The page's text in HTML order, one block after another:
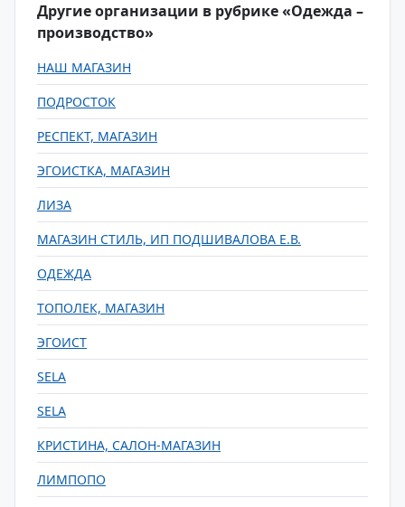
Другие организации в рубрике «Одежда –
производство»
НАШ МАГАЗИН
ПОДРОСТОК
РЕСПЕКТ, МАГАЗИН
ЭГОИСТКА, МАГАЗИН
ЛИЗА
МАГАЗИН СТИЛЬ, ИП ПОДШИВАЛОВА Е.В.
ОДЕЖДА
ТОПОЛЕК, МАГАЗИН
ЭГОИСТ
SELA
SELA
КРИСТИНА, САЛОН-МАГАЗИН
ЛИМПОПО